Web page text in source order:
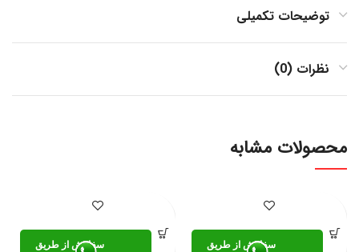
توضیحات تکمیلی
نظرات (0)
محصولات مشابه
سفارش از طریق
سفارش از طریق